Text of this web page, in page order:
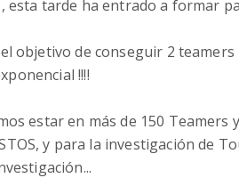
esta tarde ha entrado a formar
objetivo de conseguir 2 teamers
!!!!
estar en más de 150 Teamers
y para la investigación de